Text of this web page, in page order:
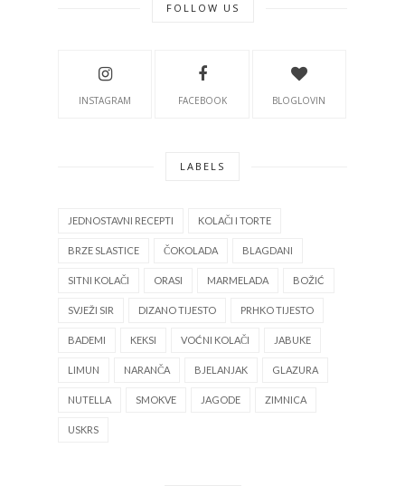
FOLLOW US
INSTAGRAM FACEBOOK BLOGLOVIN
LABELS
JEDNOSTAVNI RECEPTI KOLAČI I TORTE
BRZE SLASTICE ČOKOLADA BLAGDANI
SITNI KOLAČI ORASI MARMELADA BOŽIĆ
SVJEŽI SIR DIZANO TIJESTO PRHKO TIJESTO
BADEMI KEKSI VOĆNI KOLAČI JABUKE
LIMUN NARANČA BJELANJAK GLAZURA
NUTELLA SMOKVE JAGODE ZIMNICA
USKRS